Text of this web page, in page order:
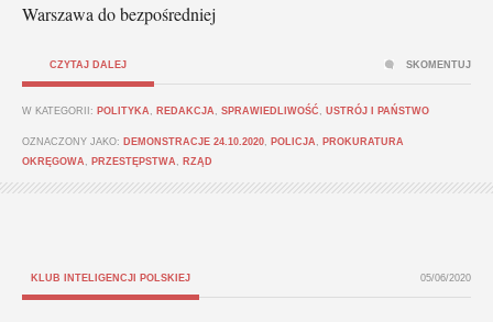
Warszawa do bezpośredniej
CZYTAJ DALEJ
W KATEGORII: POLITYKA REDAKCJA SPRAWIEDLIWOŚĆ USTRÓJ I PAŃSTWO
OZNACZONY JAKO: DEMONSTRACJE 24.10.2020 POLICJA
PROKURATURA
OKRĘGOWA
PRZESTĘPSTWA RZĄD
SKOMENTUJ
KLUB INTELIGENCJI POLSKIEJ 05/06/2020